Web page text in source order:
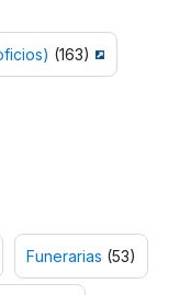
(163)
Funerarias (53)